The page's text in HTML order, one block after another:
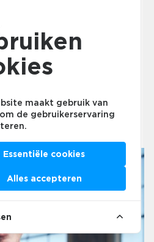
op de
de programmering van
van de Dag van de
en presentator Beitske
maakt gebruik van
de gebruikerservaring
Essentiële cookies
Alles accepteren